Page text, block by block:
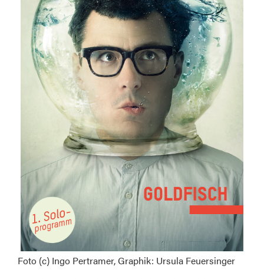
Foto (c) Ingo Pertramer, Graphik: Ursula Feuersinger